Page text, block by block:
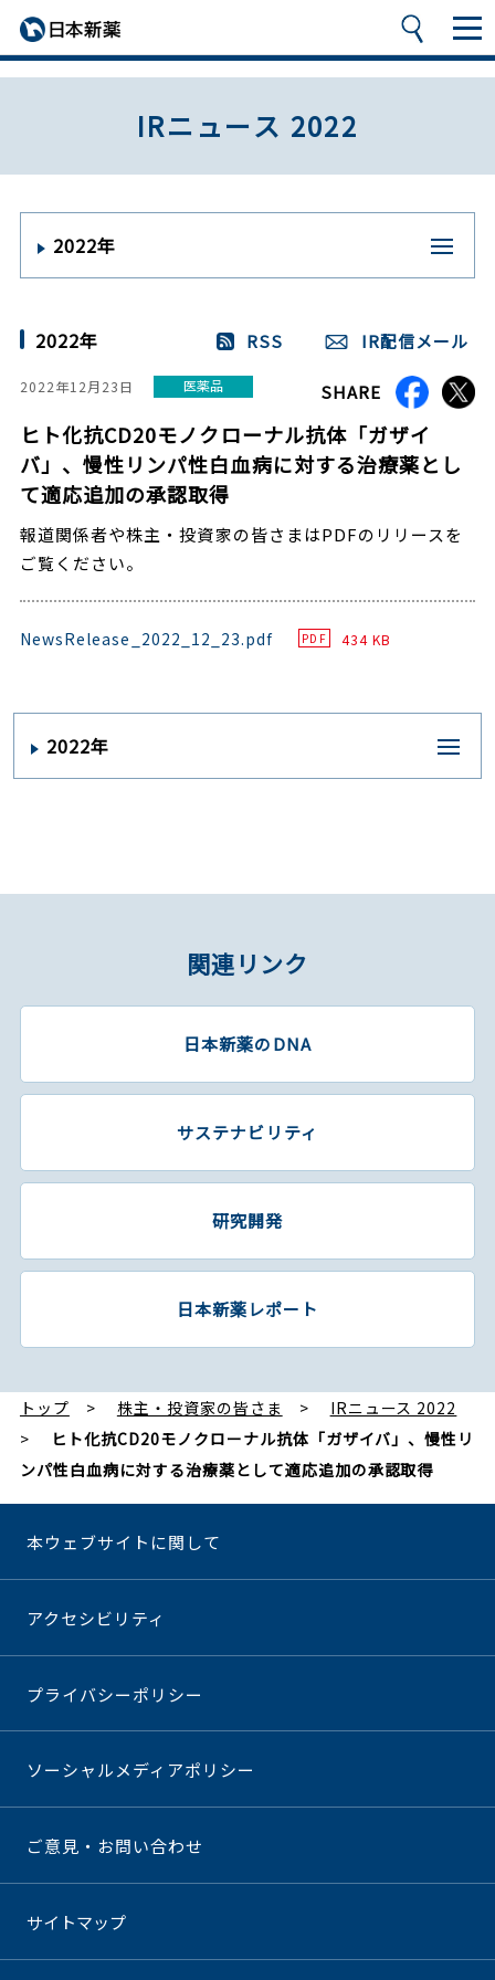
IRニュース 2022
2022年
2022年 RSS IR配信メール
2022年12月23日 医薬品 SHARE
ヒト化抗CD20モノクローナル抗体「ガザイ
バ」、慢性リンパ性白血病に対する治療薬とし
て適応追加の承認取得
報道関係者や株主・投資家の皆さまはPDFのリリースを
ご覧ください。
NewsRelease_2022_12_23.pdf PDF 434 KB
2022年
関連リンク
日本新薬のDNA
サステナビリティ
研究開発
日本新薬レポート
トップ 株主・投資家の皆さま
IRニュース 2022
ヒト化抗CD20モノクローナル抗体「ガザイバ」、慢性リ
ンパ性白血病に対する治療薬として適応追加の承認取得
本ウェブサイトに関して
アクセシビリティ
プライバシーポリシー
ソーシャルメディアポリシー
ご意見・お問い合わせ
サイトマップ